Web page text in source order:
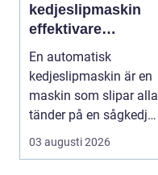
kedjeslipmaskin
effektivare
skogsarbete med
jämnare resultat
En automatisk
kedjeslipmaskin är en
maskin som slipar alla
tänder på en sågkedja
utan att användaren...
03 augusti 2026